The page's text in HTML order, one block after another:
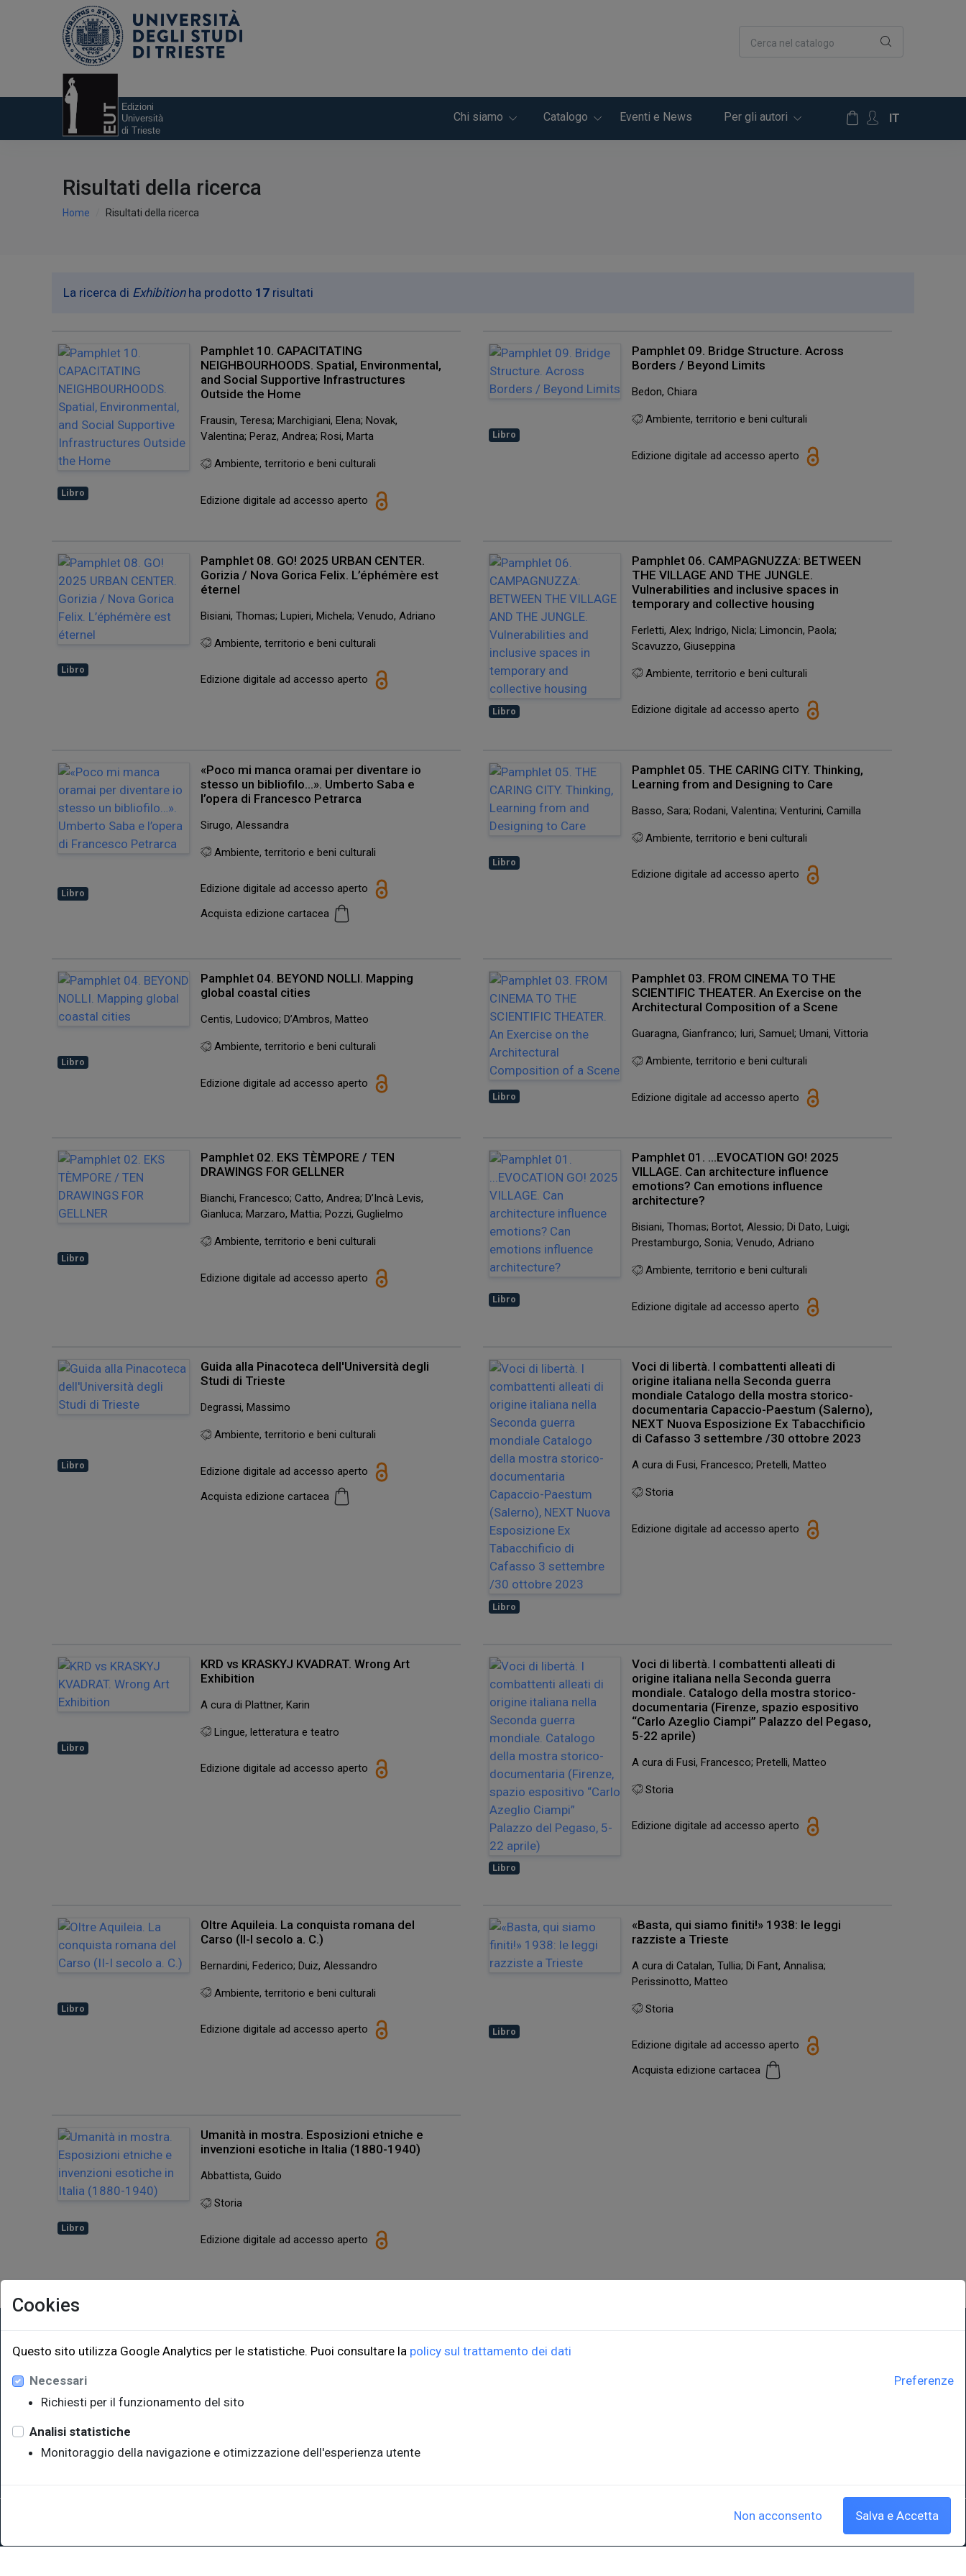
Cerca nel catalogo
Chi siamo Catalogo Eventi e News Per gli autori IT
Risultati della ricerca
Home Risultati della ricerca
La ricerca di Exhibitionha prodotto 17 risultati
Libro
Pamphlet 10. CAPACITATING
NEIGHBOURHOODS. Spatial, Environmental,
and Social Supportive Infrastructures
Outside the Home
Frausin, Teresa; Marchigiani, Elena; Novak,
Valentina; Peraz, Andrea; Rosi, Marta
Ambiente, territorio e beni culturali
Edizione digitale ad accesso aperto
Libro
Pamphlet 09. Bridge Structure. Across
Borders / Beyond Limits
Bedon, Chiara
Ambiente, territorio e beni culturali
Edizione digitale ad accesso aperto
Libro
Pamphlet 08. GO! 2025 URBAN CENTER.
Gorizia / Nova Gorica Felix. L’éphémère est
éternel
Bisiani, Thomas; Lupieri, Michela; Venudo, Adriano
Ambiente, territorio e beni culturali
Edizione digitale ad accesso aperto
Libro
Pamphlet 06. CAMPAGNUZZA: BETWEEN
THE VILLAGE AND THE JUNGLE.
Vulnerabilities and inclusive spaces in
temporary and collective housing
Ferletti, Alex; Indrigo, Nicla; Limoncin, Paola;
Scavuzzo, Giuseppina
Ambiente, territorio e beni culturali
Edizione digitale ad accesso aperto
Libro
«Poco mi manca oramai per diventare io
stesso un bibliofilo…». Umberto Saba e
l’opera di Francesco Petrarca
Sirugo, Alessandra
Ambiente, territorio e beni culturali
Edizione digitale ad accesso aperto
Acquista edizione cartacea
Libro
Pamphlet 05. THE CARING CITY. Thinking,
Learning from and Designing to Care
Basso, Sara; Rodani, Valentina; Venturini, Camilla
Ambiente, territorio e beni culturali
Edizione digitale ad accesso aperto
Libro
Pamphlet 04. BEYOND NOLLI. Mapping
global coastal cities
Centis, Ludovico; D’Ambros, Matteo
Ambiente, territorio e beni culturali
Edizione digitale ad accesso aperto
Libro
Pamphlet 03. FROM CINEMA TO THE
SCIENTIFIC THEATER. An Exercise on the
Architectural Composition of a Scene
Guaragna, Gianfranco; Iuri, Samuel; Umani, Vittoria
Ambiente, territorio e beni culturali
Edizione digitale ad accesso aperto
Libro
Pamphlet 02. EKS TÈMPORE / TEN
DRAWINGS FOR GELLNER
Bianchi, Francesco; Catto, Andrea; D’Incà Levis,
Gianluca; Marzaro, Mattia; Pozzi, Guglielmo
Ambiente, territorio e beni culturali
Edizione digitale ad accesso aperto
Libro
Pamphlet 01. ...EVOCATION GO! 2025
VILLAGE. Can architecture influence
emotions? Can emotions influence
architecture?
Bisiani, Thomas; Bortot, Alessio; Di Dato, Luigi;
Prestamburgo, Sonia; Venudo, Adriano
Ambiente, territorio e beni culturali
Edizione digitale ad accesso aperto
Libro
Guida alla Pinacoteca dell'Università degli
Studi di Trieste
Degrassi, Massimo
Ambiente, territorio e beni culturali
Edizione digitale ad accesso aperto
Acquista edizione cartacea
Libro
Voci di libertà. I combattenti alleati di
origine italiana nella Seconda guerra
mondiale Catalogo della mostra storico-
documentaria Capaccio-Paestum (Salerno),
NEXT Nuova Esposizione Ex Tabacchificio
di Cafasso 3 settembre /30 ottobre 2023
A cura di Fusi, Francesco; Pretelli, Matteo
Storia
Edizione digitale ad accesso aperto
Libro
KRD vs KRASKYJ KVADRAT. Wrong Art
Exhibition
A cura di Plattner, Karin
Lingue, letteratura e teatro
Edizione digitale ad accesso aperto
Libro
Voci di libertà. I combattenti alleati di
origine italiana nella Seconda guerra
mondiale. Catalogo della mostra storico-
documentaria (Firenze, spazio espositivo
“Carlo Azeglio Ciampi” Palazzo del Pegaso,
5-22 aprile)
A cura di Fusi, Francesco; Pretelli, Matteo
Storia
Edizione digitale ad accesso aperto
Libro
Oltre Aquileia. La conquista romana del
Carso (II-I secolo a. C.)
Bernardini, Federico; Duiz, Alessandro
Ambiente, territorio e beni culturali
Edizione digitale ad accesso aperto Libro
«Basta, qui siamo finiti!» 1938: le leggi
razziste a Trieste
A cura di Catalan, Tullia; Di Fant, Annalisa;
Perissinotto, Matteo
Storia
Edizione digitale ad accesso aperto
Acquista edizione cartacea
Libro
Umanità in mostra. Esposizioni etniche e
invenzioni esotiche in Italia (1880-1940)
Abbattista, Guido
Storia
Edizione digitale ad accesso aperto
EUT Edizioni Università di Trieste ORDINI
Cookie policy | Crediti
Cookies
Questo sito utilizza Google Analytics per le statistiche. Puoi consultare la policy sul trattamento dei dati
Preferenze
Necessari
Richiesti per il funzionamento del sito
Analisi statistiche
Monitoraggio della navigazione e otimizzazione dell'esperienza utente
Non acconsento Salva e Accetta